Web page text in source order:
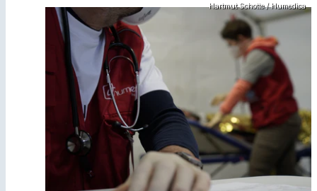
Hartmut Schotte / Humedica